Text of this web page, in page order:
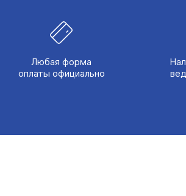
Любая форма
оплаты официально